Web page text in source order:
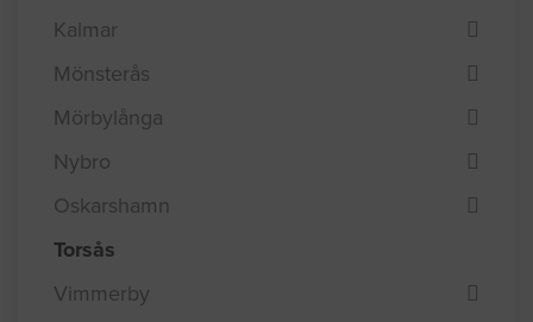
Kalmar
Mönsterås
Mörbylånga
Nybro
Oskarshamn
Torsås
Vimmerby